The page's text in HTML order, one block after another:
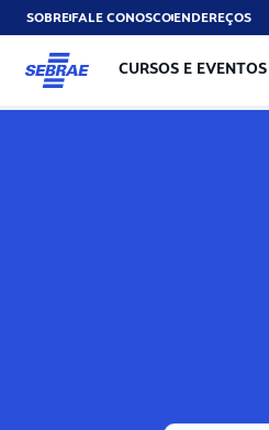
SOBREFALE CONOSCOENDEREÇOS
CURSOS E EVENTOS